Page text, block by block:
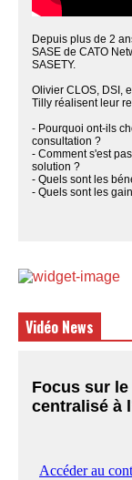
Depuis plus de 2
SASE de CATO
SASETY.
Olivier CLOS, DSI,
Tilly réalisent leur
- Pourquoi ont-ils
consultation ?
- Comment s'est
solution ?
- Quels sont les
- Quels sont les
Vidéo News
Focus sur
centralisé à